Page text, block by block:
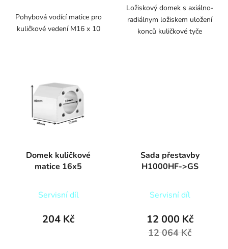
Pohybová vodící matice pro
kuličkové vedení M16 x 10
Ložiskový domek s axiálno-
radiálnym ložiskem uložení
konců kuličkové tyče
Domek kuličkové
matice 16x5
Servisní díl
204 Kč
Sada přestavby
H1000HF->GS
Servisní díl
12 000 Kč
12 064 Kč